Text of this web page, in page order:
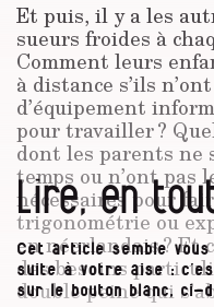
Et puis, il y a les
sueurs froides à
Comment leurs
à distance s’ils
d’équipement
pour travailler ?
dont les parents ne
temps ou n’ont pas
nécessaires pour
trigonométrie ou
en néerlandais ? Et
des besoins
double peine qui
Lire, en
Cet article semble
suite à votre aise :
sur le bouton blanc, ci-